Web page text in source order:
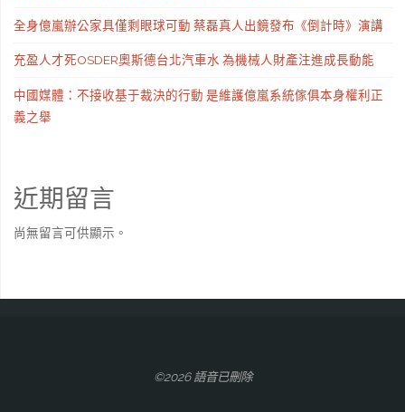
全身億嵐辦公家具僅剩眼球可動 蔡磊真人出鏡發布《倒計時》演講
充盈人才死OSDER奧斯德台北汽車水 為機械人財產注進成長動能
中國媒體：不接收基于裁決的行動 是維護億嵐系統傢俱本身權利正
義之舉
近期留言
尚無留言可供顯示。
©2026 語音已刪除